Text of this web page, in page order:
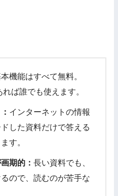
機能はすべて無料。
ば誰でも使えます。
インターネットの情報
した資料だけで答える
す。
期的： 長い資料でも、
ので、読むのが苦手な